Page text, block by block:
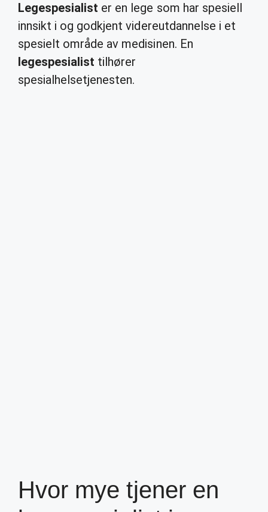
Legespesialist er en lege som har spesiell
innsikt i og godkjent videreutdannelse i et
spesielt område av medisinen. En
legespesialist tilhører
spesialhelsetjenesten.
Hvor mye tjener en